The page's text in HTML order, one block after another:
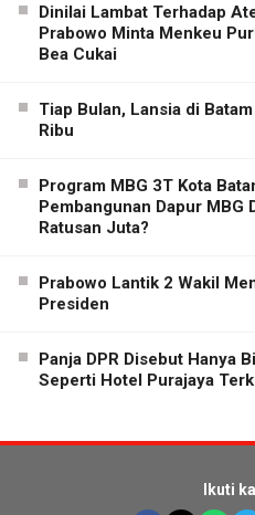
Dinilai Lambat Terhadap
Prabowo Minta Menkeu
Bea Cukai
Tiap Bulan, Lansia di
Ribu
Program MBG 3T Kota
Pembangunan Dapur MBG
Ratusan Juta?
Prabowo Lantik 2 Wakil
Presiden
Panja DPR Disebut Hanya
Seperti Hotel Purajaya
Ikuti